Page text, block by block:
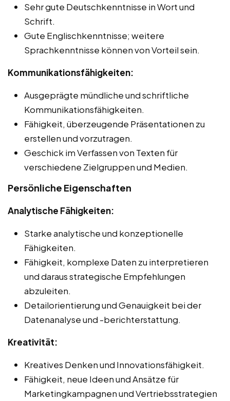
Sehr gute Deutschkenntnisse in Wort und
Schrift.
Gute Englischkenntnisse; weitere
Sprachkenntnisse können von Vorteil sein.
Kommunikationsfähigkeiten:
Ausgeprägte mündliche und schriftliche
Kommunikationsfähigkeiten.
Fähigkeit, überzeugende Präsentationen zu
erstellen und vorzutragen.
Geschick im Verfassen von Texten für
verschiedene Zielgruppen und Medien.
Persönliche Eigenschaften
Analytische Fähigkeiten:
Starke analytische und konzeptionelle
Fähigkeiten.
Fähigkeit, komplexe Daten zu interpretieren
und daraus strategische Empfehlungen
abzuleiten.
Detailorientierung und Genauigkeit bei der
Datenanalyse und -berichterstattung.
Kreativität:
Kreatives Denken und Innovationsfähigkeit.
Fähigkeit, neue Ideen und Ansätze für
Marketingkampagnen und Vertriebsstrategien